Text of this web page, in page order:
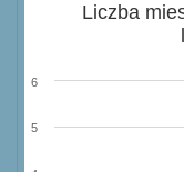
Liczba
5
6